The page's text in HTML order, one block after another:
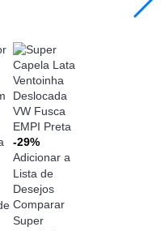
-29%
Adicionar a
Lista de
Desejos
Comparar
Super